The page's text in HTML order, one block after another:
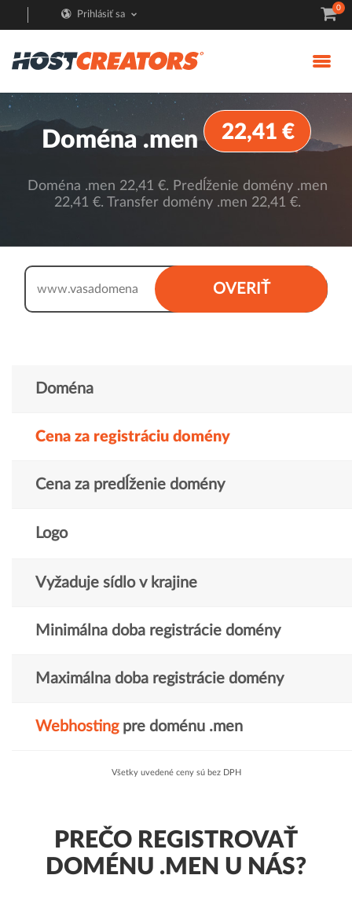
Prihlásiť sa
0
Doména .men 22,41 €
Doména .men 22,41 €. Predĺženie domény .men
22,41 €. Transfer domény .men 22,41 €.
OVERIŤ
www.
Doména
Cena za registráciu domény
Cena za predĺženie domény
Logo
Vyžaduje sídlo v krajine
Minimálna doba registrácie domény
Maximálna doba registrácie domény
Webhostingpre doménu .men
Všetky uvedené ceny sú bez DPH
PREČO REGISTROVAŤ
DOMÉNU .MEN U NÁS?